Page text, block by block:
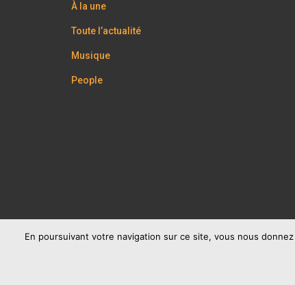
À la une
Toute l’actualité
Musique
People
En poursuivant votre navigation sur ce site, vous nous